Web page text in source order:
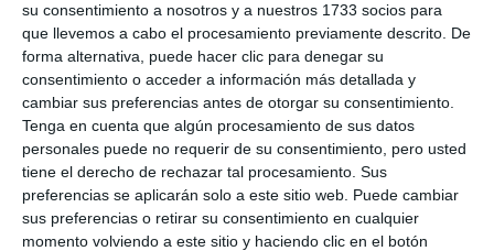
su consentimiento a nosotros y a nuestros 1733 socios para
que llevemos a cabo el procesamiento previamente descrito. De
forma alternativa, puede hacer clic para denegar su
consentimiento o acceder a información más detallada y
cambiar sus preferencias antes de otorgar su consentimiento.
Tenga en cuenta que algún procesamiento de sus datos
personales puede no requerir de su consentimiento, pero usted
tiene el derecho de rechazar tal procesamiento. Sus
preferencias se aplicarán solo a este sitio web. Puede cambiar
sus preferencias o retirar su consentimiento en cualquier
momento volviendo a este sitio y haciendo clic en el botón